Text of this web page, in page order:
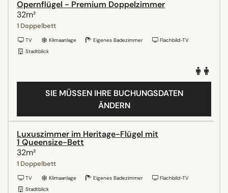
Opernflügel - Premium Doppelzimmer
32m²
1 Doppelbett
TV Klimaanlage Eigenes Badezimmer
Flachbild-TV
Stadtblick
SIE MÜSSEN IHRE BUCHUNGSDATEN
ÄNDERN
Luxuszimmer im Heritage-Flügel mit
1 Queensize-Bett
32m²
1 Doppelbett
TV Klimaanlage Eigenes Badezimmer
Flachbild-TV
Stadtblick